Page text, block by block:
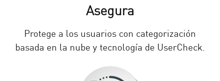
Asegura
Protege a los usuarios con categorización
basada en la nube y tecnología de UserCheck.